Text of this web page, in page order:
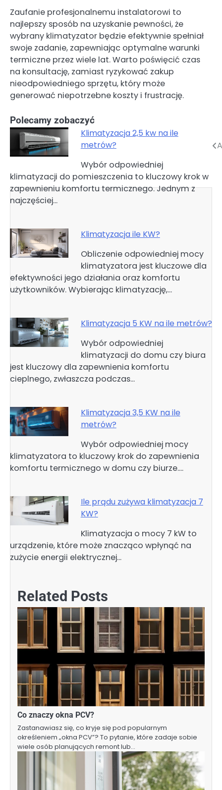
Zaufanie profesjonalnemu instalatorowi to
najlepszy sposób na uzyskanie pewności, że
wybrany klimatyzator będzie efektywnie spełniał
swoje zadanie, zapewniając optymalne warunki
termiczne przez wiele lat. Warto poświęcić czas
na konsultację, zamiast ryzykować zakup
nieodpowiedniego sprzętu, który może
generować niepotrzebne koszty i frustrację.
Polecamy zobaczyć
Klimatyzacja 2,5 kw na ile
metrów?
Wybór odpowiedniej
klimatyzacji do pomieszczenia to kluczowy krok w
zapewnieniu komfortu termicznego. Jednym z
najczęściej…
Klimatyzacja ile KW?
Obliczenie odpowiedniej mocy
klimatyzatora jest kluczowe dla
efektywności jego działania oraz komfortu
użytkowników. Wybierając klimatyzację,…
Klimatyzacja 5 KW na ile metrów?
Wybór odpowiedniej
klimatyzacji do domu czy biura
jest kluczowy dla zapewnienia komfortu
cieplnego, zwłaszcza podczas…
Klimatyzacja 3,5 KW na ile
metrów?
Wybór odpowiedniej mocy
klimatyzatora to kluczowy krok do zapewnienia
komfortu termicznego w domu czy biurze.…
Ile prądu zużywa klimatyzacja 7
KW?
Klimatyzacja o mocy 7 kW to
urządzenie, które może znacząco wpłynąć na
zużycie energii elektrycznej…
Nawigacja
Related Posts
Co znaczy okna PCV?
Zastanawiasz się, co kryje się pod popularnym
określeniem „okna PCV”? To pytanie, które zadaje sobie
wiele osób planujących remont lub…